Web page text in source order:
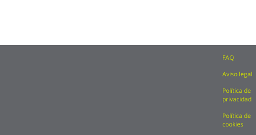
FAQ
Aviso legal
Política de
privacidad
Política de
cookies